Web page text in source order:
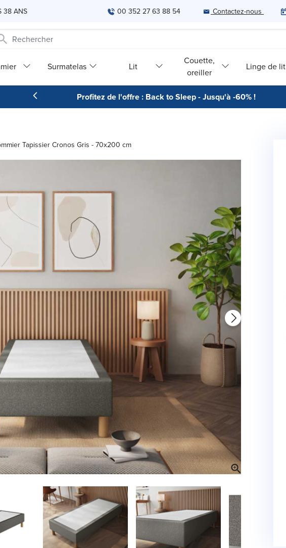
38 ANS 00 352 27 63 88 54 Contactez-nous
Surmatelas Lit
Couette,
oreiller
Linge de lit
Profitez de l'offre : Back to Sleep - Jusqu'à -60% !
Tapissier Cronos Gris - 70x200 cm